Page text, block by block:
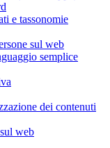
e tassonomie
sul web
semplice
dei contenuti
web